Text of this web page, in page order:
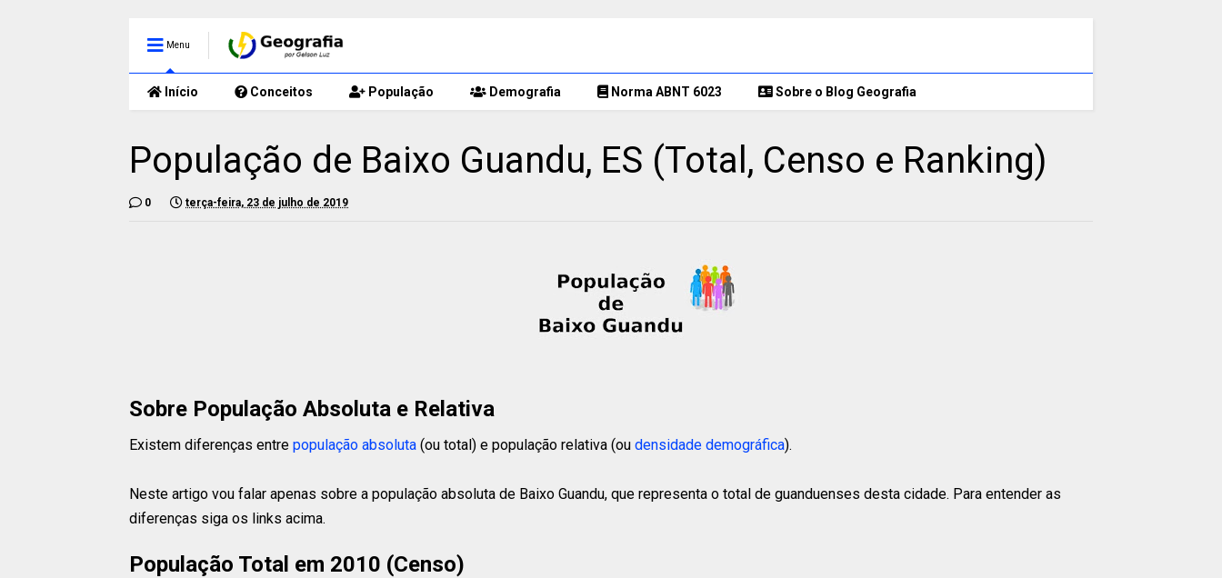
Menu
Início Conceitos População Demografia Norma ABNT 6023 Sobre o Blog Geografia
População de Baixo Guandu, ES (Total, Censo e Ranking)
0 terça-feira, 23 de julho de 2019
Sobre População Absoluta e Relativa
Existem diferenças entre população absoluta (ou total) e população relativa (ou densidade demográfica).
Neste artigo vou falar apenas sobre a população absoluta de Baixo Guandu, que representa o total de guanduenses desta cidade. Para entender as
diferenças siga os links acima.
População Total em 2010 (Censo)